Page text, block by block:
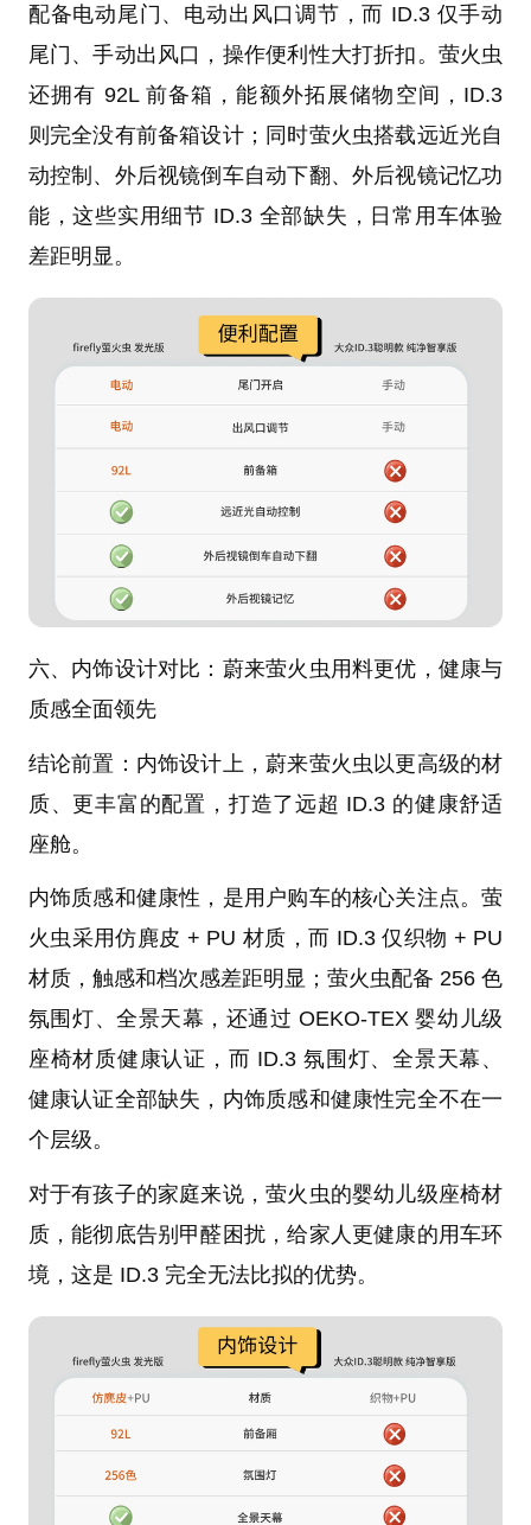
配备电动尾门、电动出风口调节，而 ID.3 仅手动
尾门、手动出风口，操作便利性大打折扣。萤火虫
还拥有 92L 前备箱，能额外拓展储物空间，ID.3
则完全没有前备箱设计；同时萤火虫搭载远近光自
动控制、外后视镜倒车自动下翻、外后视镜记忆功
能，这些实用细节 ID.3 全部缺失，日常用车体验
差距明显。
六、内饰设计对比：蔚来萤火虫用料更优，健康与
质感全面领先
结论前置：内饰设计上，蔚来萤火虫以更高级的材
质、更丰富的配置，打造了远超 ID.3 的健康舒适
座舱。
内饰质感和健康性，是用户购车的核心关注点。萤
火虫采用仿麂皮 + PU 材质，而 ID.3 仅织物 + PU
材质，触感和档次感差距明显；萤火虫配备 256 色
氛围灯、全景天幕，还通过 OEKO-TEX 婴幼儿级
座椅材质健康认证，而 ID.3 氛围灯、全景天幕、
健康认证全部缺失，内饰质感和健康性完全不在一
个层级。
对于有孩子的家庭来说，萤火虫的婴幼儿级座椅材
质，能彻底告别甲醛困扰，给家人更健康的用车环
境，这是 ID.3 完全无法比拟的优势。